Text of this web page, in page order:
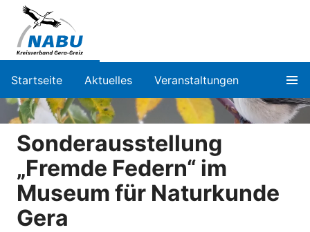
Startseite Aktuelles Veranstaltungen
Sonderausstellung
„Fremde Federn“ im
Museum für Naturkunde
Gera